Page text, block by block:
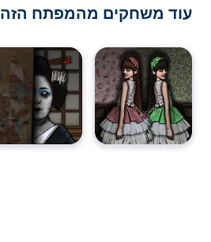
עוד משחקים מהמפתח הזה